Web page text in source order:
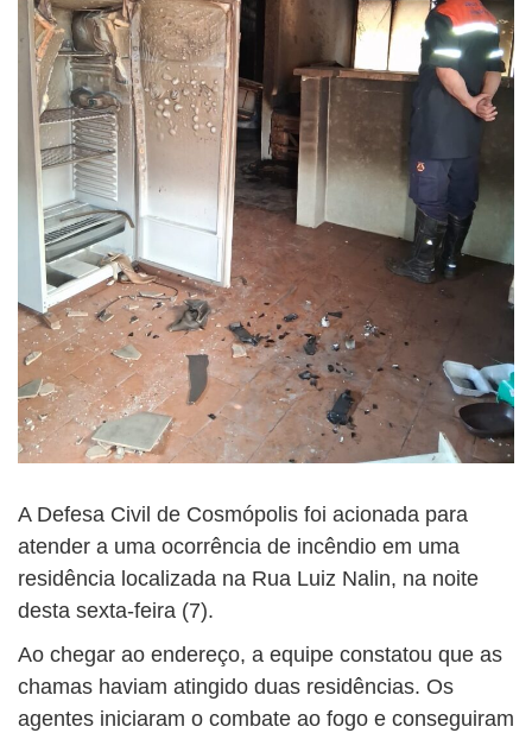
A Defesa Civil de Cosmópolis foi acionada para
atender a uma ocorrência de incêndio em uma
residência localizada na Rua Luiz Nalin, na noite
desta sexta-feira (7).
Ao chegar ao endereço, a equipe constatou que as
chamas haviam atingido duas residências. Os
agentes iniciaram o combate ao fogo e conseguiram